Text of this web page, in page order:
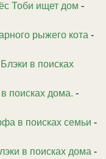
Тоби ищет дом -
рыжего кота -
в поисках
поисках дома. -
в поисках семьи -
в поисках дома -